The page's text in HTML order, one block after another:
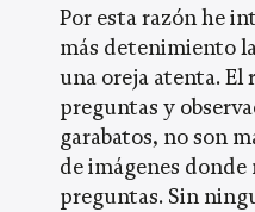
Por esta razón he
más detenimiento
una oreja atenta. El
preguntas y
garabatos, no son
de imágenes
preguntas. Sin